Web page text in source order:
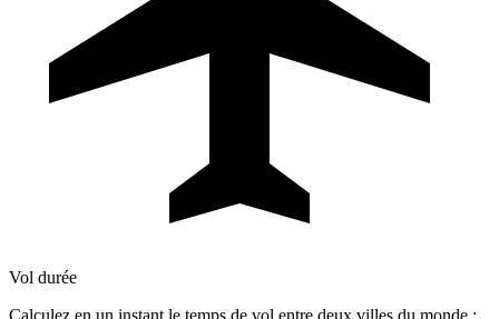
Vol durée
Calculez en un instant le temps de vol entre deux villes du monde :